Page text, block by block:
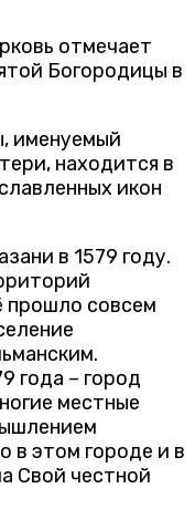
отмечает
Богородицы в
именуемый
находится в
икон
в 1579 году.
прошло совсем
года – город
местные
в этом городе и в
Свой честной